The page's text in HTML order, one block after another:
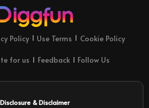
Policy Use Terms Cookie Policy
for us Feedback Follow Us
Disclosure & Disclaimer